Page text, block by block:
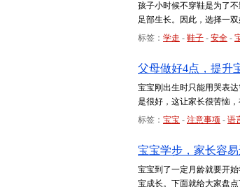
孩子小时候不穿鞋是为了
足部生长。因此，选择一双
标签： 学走 - 鞋子 - 安全 -
父母做好4点，提升
宝宝刚出生时只能用哭表
是很好，这让家长很苦恼
标签： 宝宝 - 注意事项 - 语
宝宝学步，家长容
宝宝到了一定月龄就要开
宝成长。下面就给大家盘